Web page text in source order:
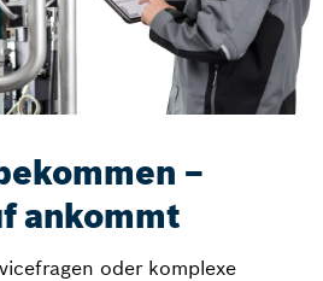
–
ankommt
oder komplexe